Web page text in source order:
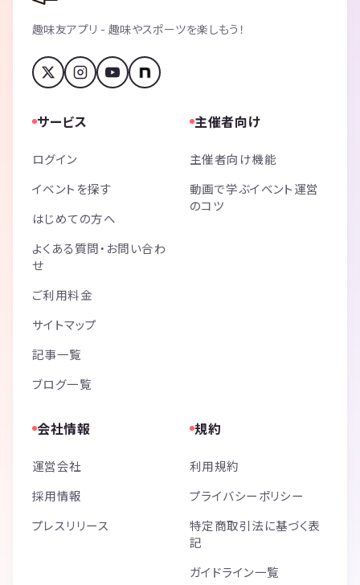
趣味友アプリ - 趣味やスポーツを楽しもう！
サービス
ログイン
イベントを探す
はじめての方へ
よくある質問・お問い合わ
せ
ご利用料金
サイトマップ
記事一覧
ブログ一覧
主催者向け
主催者向け機能
動画で学ぶイベント運営
のコツ
会社情報
運営会社
採用情報
プレスリリース
規約
利用規約
プライバシーポリシー
特定商取引法に基づく表
記
ガイドライン一覧